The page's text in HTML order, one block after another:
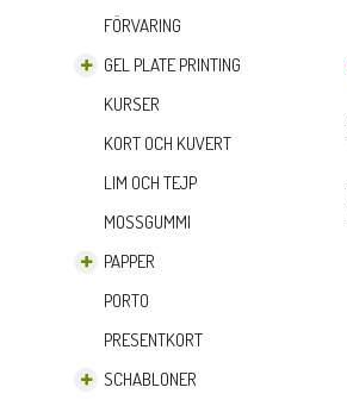
FÖRVARING
GEL PLATE PRINTING
KURSER
KORT OCH KUVERT
LIM OCH TEJP
MOSSGUMMI
PAPPER
PORTO
PRESENTKORT
SCHABLONER